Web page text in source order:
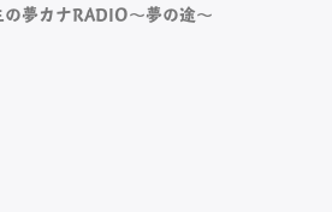
夢カナRADIO～夢の途～